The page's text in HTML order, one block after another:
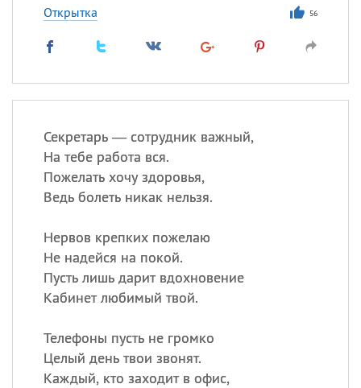
Открытка 56
Секретарь — сотрудник важный,
На тебе работа вся.
Пожелать хочу здоровья,
Ведь болеть никак нельзя.
Нервов крепких пожелаю
Не надейся на покой.
Пусть лишь дарит вдохновение
Кабинет любимый твой.
Телефоны пусть не громко
Целый день твои звонят.
Каждый, кто заходит в офис,